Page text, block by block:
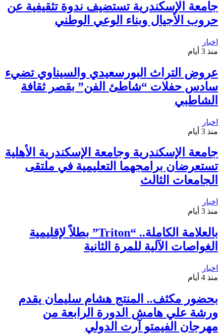
جامعة الإسكندرية تستضيف ندوة تثقيفية عن
حروب الأجيال وبناء الوعي الوطني
اخبار
منذ 3 أيام
عروض التراث البورسعيدي والسيناوي تضيء
سادس حفلات “شاطئ الفن” بقصر ثقافة
الشاطبي
اخبار
منذ 3 أيام
جامعة الإسكندرية وجامعة الإسكندرية الأهلية
تستعرضان برامجهما التعليمية في ملتقى
الجامعات الثالث
اخبار
منذ 3 أيام
بالعلامة الكاملة.. “Triton” بطلاً لإقليمية
الغواصات الآلية للمرة الثانية
اخبار
منذ 4 أيام
بحضور مكثف.. المنتج هشام سليمان يقدم
ورشة علي هامش الدورة الرابعة من
مهرجان الفيمتو آرت الدولي